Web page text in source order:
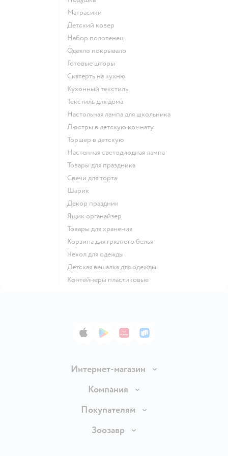
Матрасики
Детский ковер
Набор полотенец
Одеяло покрывало
Готовые шторы
Скатерть на кухню
Кухонный текстиль
Текстиль для дома
Настольная лампа для школьника
Люстры в детскую комнату
Торшер в детскую
Настенная светодиодная лампа
Товары для праздника
Свечи для торта
Шарик
Декор праздник
Ящик органайзер
Товары для хранения
Корзина для грязного белья
Чехол для одежды
Детская вешалка для одежды
Контейнеры пластиковые
App StoreGoogle Play
AppGallery
RuStore
Интернет-магазин
Доставка и оплата
Обмен и возврат товара
Правила продажи
Компания
О компании
Инвесторам
Покупателям
Бонусные карты
Зоозавр